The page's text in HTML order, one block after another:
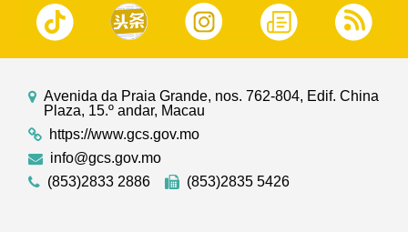
Avenida da Praia Grande, nos. 762-804, Edif. China
Plaza, 15.º andar, Macau
https://www.gcs.gov.mo
info@gcs.gov.mo
(853)2833 2886
(853)2835 5426